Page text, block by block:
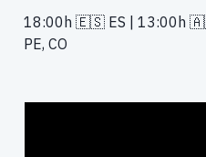
18:00h 🇪🇸 ES | 13:00h
PE, CO